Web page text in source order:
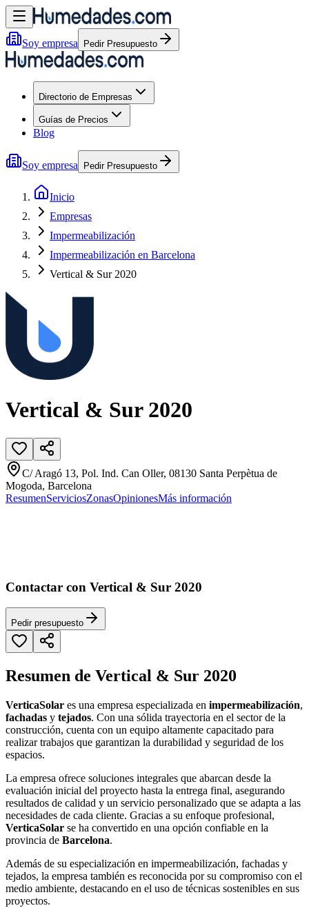
Soy empresa Pedir Presupuesto
Directorio de Empresas
Guías de Precios
Blog
Soy empresa Pedir Presupuesto
Inicio
Empresas
Impermeabilización
Impermeabilización en Barcelona
Vertical & Sur 2020
Vertical & Sur 2020
C/ Aragó 13, Pol. Ind. Can Oller, 08130 Santa Perpètua de
Mogoda, Barcelona
ResumenServiciosZonasOpinionesMás información
Contactar con Vertical & Sur 2020
Pedir presupuesto
Resumen de Vertical & Sur 2020
VerticaSolar es una empresa especializada en impermeabilización,
fachadas y tejados. Con una sólida trayectoria en el sector de la
construcción, cuenta con un equipo altamente capacitado para
realizar trabajos que garantizan la durabilidad y seguridad de los
espacios.
La empresa ofrece soluciones integrales que abarcan desde la
evaluación inicial del proyecto hasta la entrega final, asegurando
resultados de calidad y un servicio personalizado que se adapta a las
necesidades de cada cliente. Gracias a su enfoque profesional,
VerticaSolar se ha convertido en una opción confiable en la
provincia de Barcelona.
Además de su especialización en impermeabilización, fachadas y
tejados, la empresa también es reconocida por su compromiso con el
medio ambiente, destacando en el uso de técnicas sostenibles en sus
proyectos.